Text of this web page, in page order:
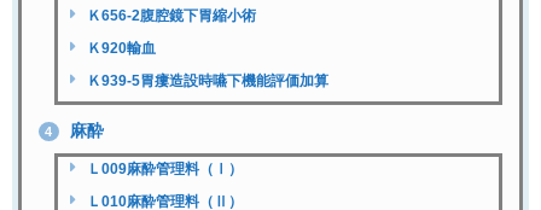
Ｋ656-2腹腔鏡下胃縮小術
Ｋ920輸血
Ｋ939-5胃瘻造設時嚥下機能評価加算
4 麻酔
Ｌ009麻酔管理料（Ⅰ）
Ｌ010麻酔管理料（Ⅱ）